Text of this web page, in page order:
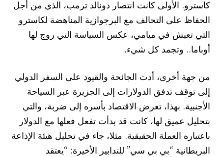
كاسترو. الأولى كانت انتصار دونالد ترمب، الذي من أجل
الحفاظ على التحالف مع البرجوازية المناهضة لكاسترو
التي تعيش في ميامي، عكس السياسة التي روج لها
أوباما.. وتجمد كل شيء.
من جهة أخرى، أدت الجائحة والقيود على السفر الدولي
إلى توقف تدفق الدولارات إلى الجزيرة عبر السياحة
الأجنبية. بهذا، تعرض الاقتصاد بأسره إلى ضربة، والتي
بتحليل عميق لها، كانت قد بدأت تفعل فعلها مع الدولار
باعتباره العملة الحقيقية. مثلا، جاء في تحليل هيئة الإذاعة
البريطانية “بي بي سي” للتدابير الأخيرة: “يعتقد